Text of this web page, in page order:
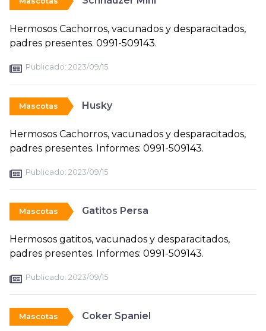
Hermosos Cachorros, vacunados y desparacitados,
padres presentes. 0991-509143.
Publicado: 2023/09/15
Mascotas Husky
Hermosos Cachorros, vacunados y desparacitados,
padres presentes. Informes: 0991-509143.
Publicado: 2023/09/15
Mascotas Gatitos Persa
Hermosos gatitos, vacunados y desparacitados,
padres presentes. Informes: 0991-509143.
Publicado: 2023/09/15
Mascotas Coker Spaniel